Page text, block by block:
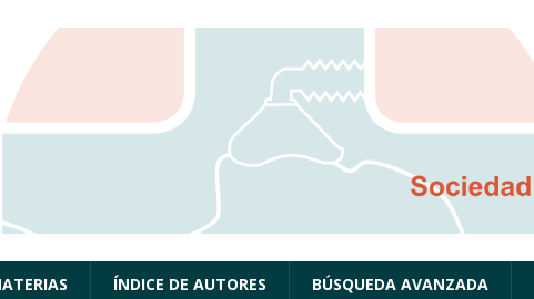
ÍNDICE DE AUTORES BÚSQUEDA AVANZADA